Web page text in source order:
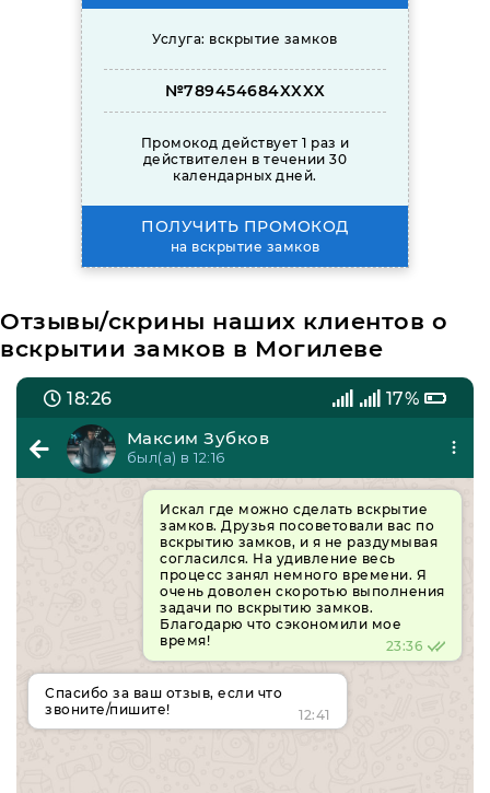
Услуга: вскрытие замков
№789454684XXXX
Промокод действует 1 раз и
действителен в течении 30
календарных дней.
ПОЛУЧИТЬ ПРОМОКОД
на вскрытие замков
Отзывы/скрины наших клиентов о
вскрытии замков в Могилеве
18:26
17%
Максим Зубков
был(а) в 12:16
Искал где можно сделать вскрытие
замков. Друзья посоветовали вас по
вскрытию замков, и я не раздумывая
согласился. На удивление весь
процесс занял немного времени. Я
очень доволен скоротью выполнения
задачи по вскрытию замков.
Благодарю что сэкономили мое
время!
23:36
Спасибо за ваш отзыв, если что
звоните/пишите!
12:41